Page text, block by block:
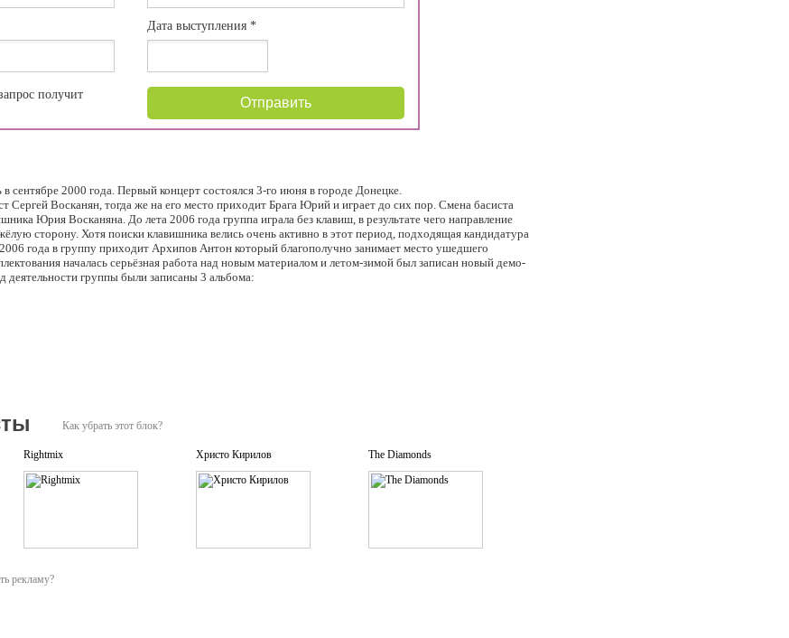
получит
Дата выступления*
Отправить
сентябре 2000 года. Первый концерт состоялся 3-го июня в городе Донецке.
Сергей Восканян, тогда же на его место приходит Брага Юрий и играет до сих пор. Смена басиста
Юрия Восканяна. До лета 2006 года группа играла без клавиш, в результате чего направление
сторону. Хотя поиски клавишника велись очень активно в этот период, подходящая кандидатура
года в группу приходит Архипов Антон который благополучно занимает место ушедшего
началась серьёзная работа над новым материалом и летом-зимой был записан новый демо-
деятельности группы были записаны 3 альбома:
Как убрать этот блок?
Rightmix Христо Кирилов The Diamonds
рекламу?